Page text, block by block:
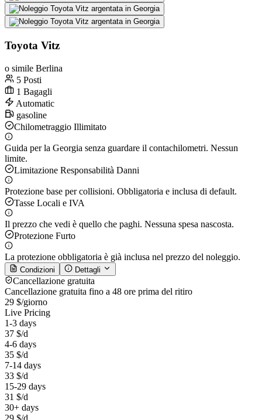
Toyota Vitz
o simile Berlina
5 Posti
1 Bagagli
Automatic
gasoline
Chilometraggio Illimitato
Guida per la Georgia senza guardare il contachilometri. Nessun
limite.
Limitazione Responsabilità Danni
Protezione base per collisioni. Obbligatoria e inclusa di default.
Tasse Locali e IVA
Il prezzo che vedi è quello che paghi. Nessuna spesa nascosta.
Protezione Furto
La protezione obbligatoria è già inclusa nel prezzo del noleggio.
Condizioni Dettagli
Cancellazione gratuita
Cancellazione gratuita fino a 48 ore prima del ritiro
29 $/giorno
Live Pricing
1-3 days
37 $/d
4-6 days
35 $/d
7-14 days
33 $/d
15-29 days
31 $/d
30+ days
29 $/d